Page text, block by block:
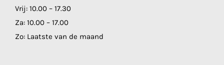
Vrij: 10.00 – 17.30
Za: 10.00 – 17.00
Zo: Laatste van de maand